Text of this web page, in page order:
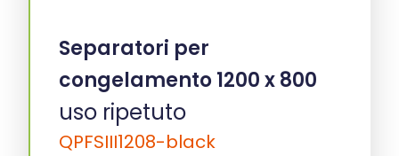
Separatori per
congelamento 1200 x 800
uso ripetuto
QPFSIII1208-black